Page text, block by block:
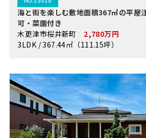
海と街を楽しむ敷地面積367㎡の平屋
可・菜園付き
木更津市桜井新町 2,780万円
3LDK / 367.44㎡（111.15坪）